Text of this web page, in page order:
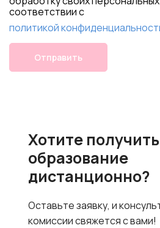
соответствии с
политикой
Отправить
Хотите
образование
дистанционно?
Оставьте заявку, и
комиссии свяжется с вами!